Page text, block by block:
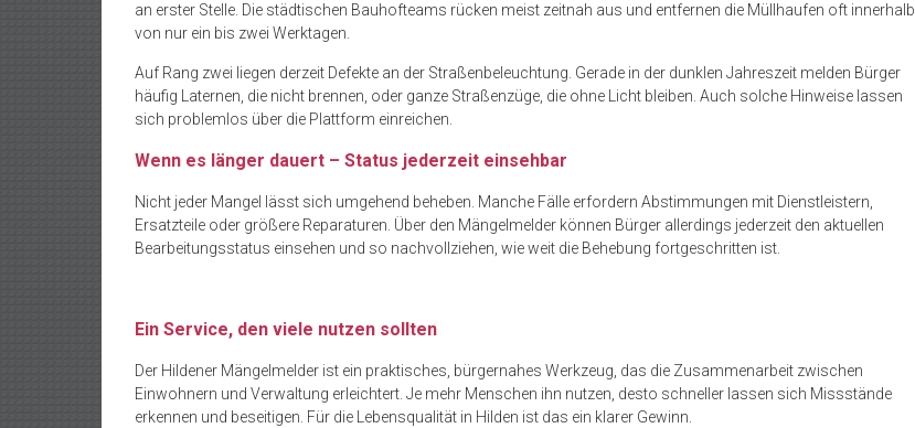
an erster Stelle. Die städtischen Bauhofteams rücken meist zeitnah aus und entfernen die Müllhaufen oft innerhalb
von nur ein bis zwei Werktagen.
Auf Rang zwei liegen derzeit Defekte an der Straßenbeleuchtung. Gerade in der dunklen Jahreszeit melden Bürger
häufig Laternen, die nicht brennen, oder ganze Straßenzüge, die ohne Licht bleiben. Auch solche Hinweise lassen
sich problemlos über die Plattform einreichen.
Wenn es länger dauert – Status jederzeit einsehbar
Nicht jeder Mangel lässt sich umgehend beheben. Manche Fälle erfordern Abstimmungen mit Dienstleistern,
Ersatzteile oder größere Reparaturen. Über den Mängelmelder können Bürger allerdings jederzeit den aktuellen
Bearbeitungsstatus einsehen und so nachvollziehen, wie weit die Behebung fortgeschritten ist.
Ein Service, den viele nutzen sollten
Der Hildener Mängelmelder ist ein praktisches, bürgernahes Werkzeug, das die Zusammenarbeit zwischen
Einwohnern und Verwaltung erleichtert. Je mehr Menschen ihn nutzen, desto schneller lassen sich Missstände
erkennen und beseitigen. Für die Lebensqualität in Hilden ist das ein klarer Gewinn.